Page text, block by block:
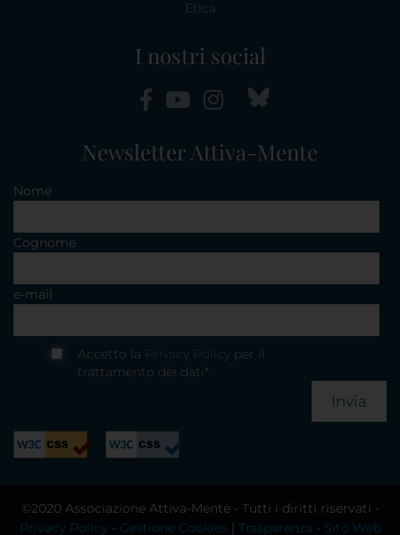
Etica
I nostri social
Newsletter Attiva-Mente
Nome
Cognome
e-mail
Accetto la Privacy Policy per il
trattamento dei dati*
Invia
©2020 Associazione Attiva-Mente - Tutti i diritti riservati -
Privacy Policy - Gestione Cookies | Trasparenza - Sito Web